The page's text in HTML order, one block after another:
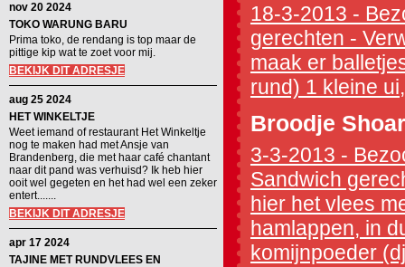
nov 20 2024
TOKO WARUNG BARU
Prima toko, de rendang is top maar de
pittige kip wat te zoet voor mij.
BEKIJK DIT ADRESJE
aug 25 2024
HET WINKELTJE
Weet iemand of restaurant Het Winkeltje
nog te maken had met Ansje van
Brandenberg, die met haar café chantant
naar dit pand was verhuisd? Ik heb hier
ooit wel gegeten en het had wel een zeker
entert.......
BEKIJK DIT ADRESJE
apr 17 2024
TAJINE MET RUNDVLEES EN
18-3-2013 -
gerechten -
maak er
rund) 1 kleine
Broodje
3-3-2013 -
Sandwich
hier het vlees
hamlappen, in
komijnpoeder